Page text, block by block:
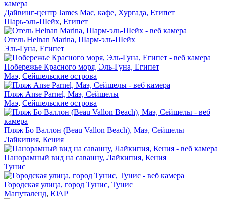
Дайвинг-центр James Mac, кафе, Хургада, Египет
Шарь-эль-Шейх, Египет
Отель Helnan Marina, Шарм-эль-Шейх
Эль-Гуна, Египет
Побережье Красного моря, Эль-Гуна, Египет
Маэ, Сейшельские острова
Пляж Anse Parnel, Маэ, Сейшелы
Маэ, Сейшельские острова
Пляж Бо Валлон (Beau Vallon Beach), Маэ, Сейшелы
Лайкипия, Кения
Панорамный вид на саванну, Лайкипия, Кения
Тунис
Городская улица, город Тунис, Тунис
Мапуталенд, ЮАР